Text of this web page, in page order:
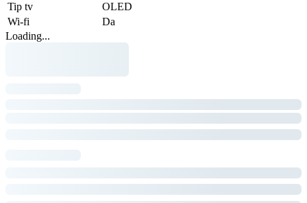
Tip tv
OLED
Wi-fi
Da
Loading...